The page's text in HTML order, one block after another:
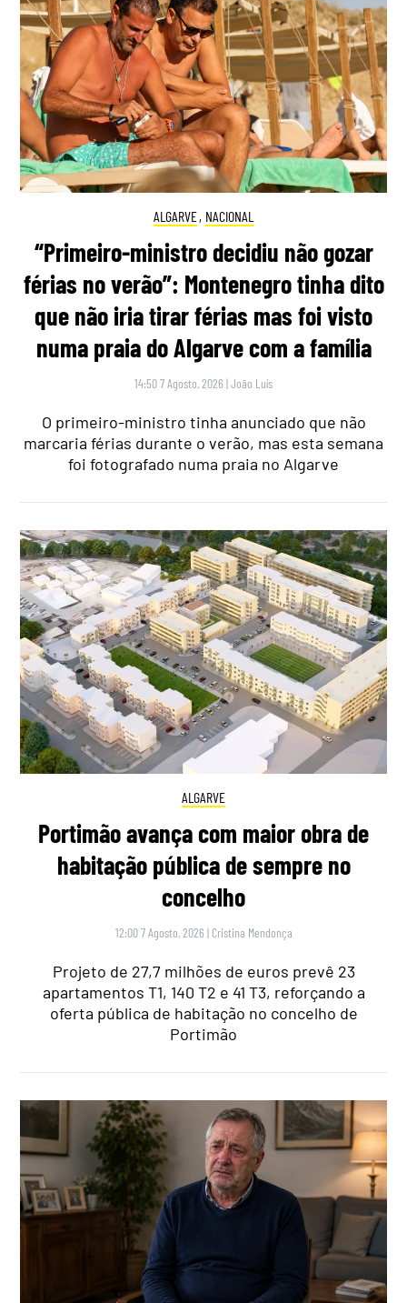
ALGARVE, NACIONAL
“Primeiro-ministro decidiu não gozar
férias no verão”: Montenegro tinha dito
que não iria tirar férias mas foi visto
numa praia do Algarve com a família
14:50 7 Agosto, 2026 |João Luís
O primeiro-ministro tinha anunciado que não
marcaria férias durante o verão, mas esta semana
foi fotografado numa praia no Algarve
ALGARVE
Portimão avança com maior obra de
habitação pública de sempre no
concelho
12:00 7 Agosto, 2026 | Cristina Mendonça
Projeto de 27,7 milhões de euros prevê 23
apartamentos T1, 140 T2 e 41 T3, reforçando a
oferta pública de habitação no concelho de
Portimão